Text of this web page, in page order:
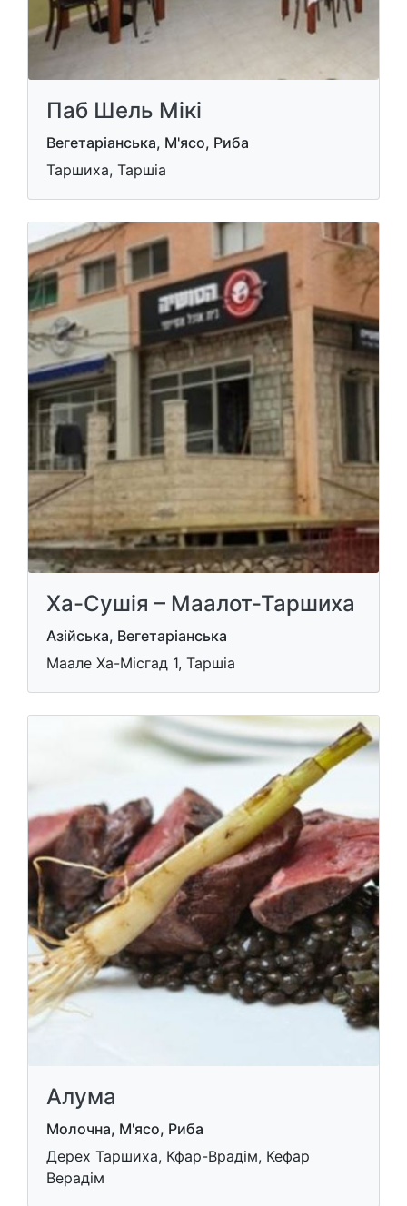
Паб Шель Мікі
Вегетаріанська, М'ясо, Риба
Таршиха, Таршіа
Ха-Сушія – Маалот-Таршиха
Азійська, Вегетаріанська
Маале Ха-Місгад 1, Таршіа
Алума
Молочна, М'ясо, Риба
Дерех Таршиха, Кфар-Врадім, Кефар
Верадім